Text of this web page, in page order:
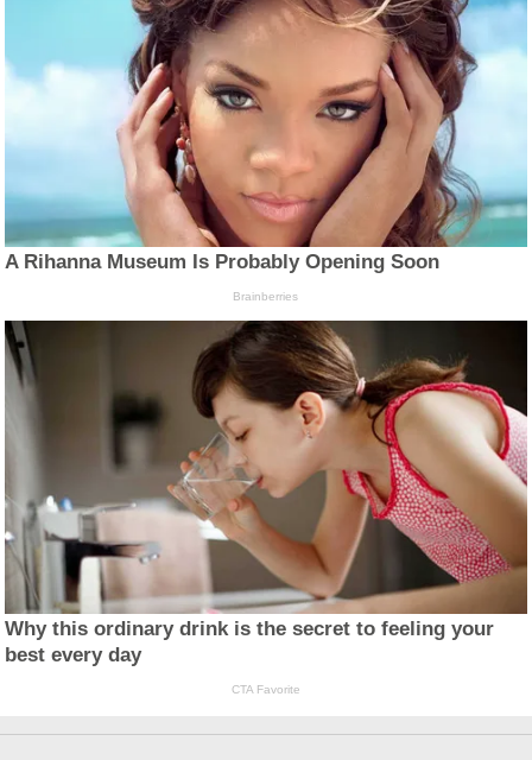
A Rihanna Museum Is Probably Opening Soon
Brainberries
Why this ordinary drink is the secret to feeling your
best every day
CTA Favorite